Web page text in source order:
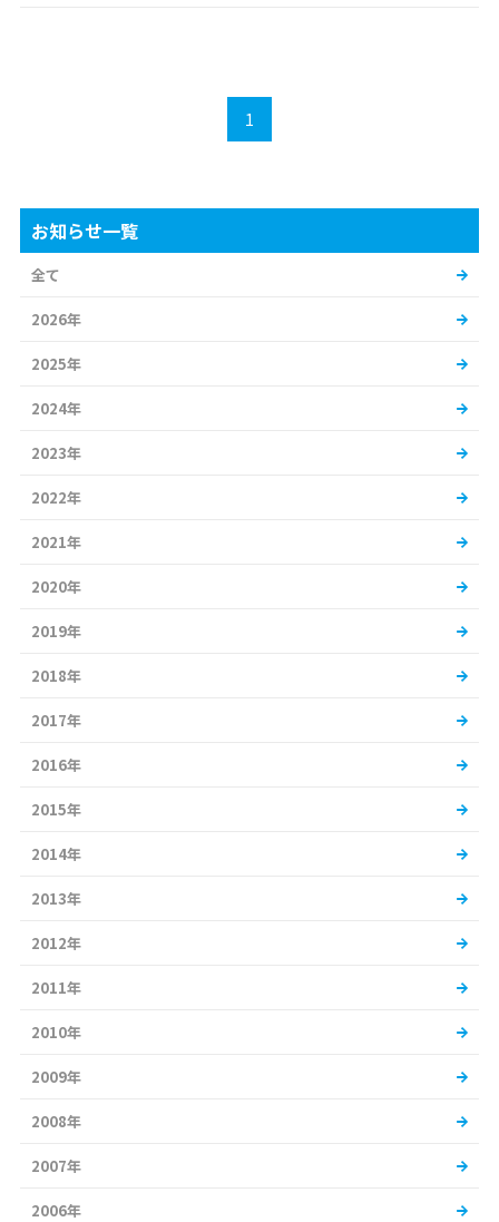
1
お知らせ一覧
全て
2026年
2025年
2024年
2023年
2022年
2021年
2020年
2019年
2018年
2017年
2016年
2015年
2014年
2013年
2012年
2011年
2010年
2009年
2008年
2007年
2006年